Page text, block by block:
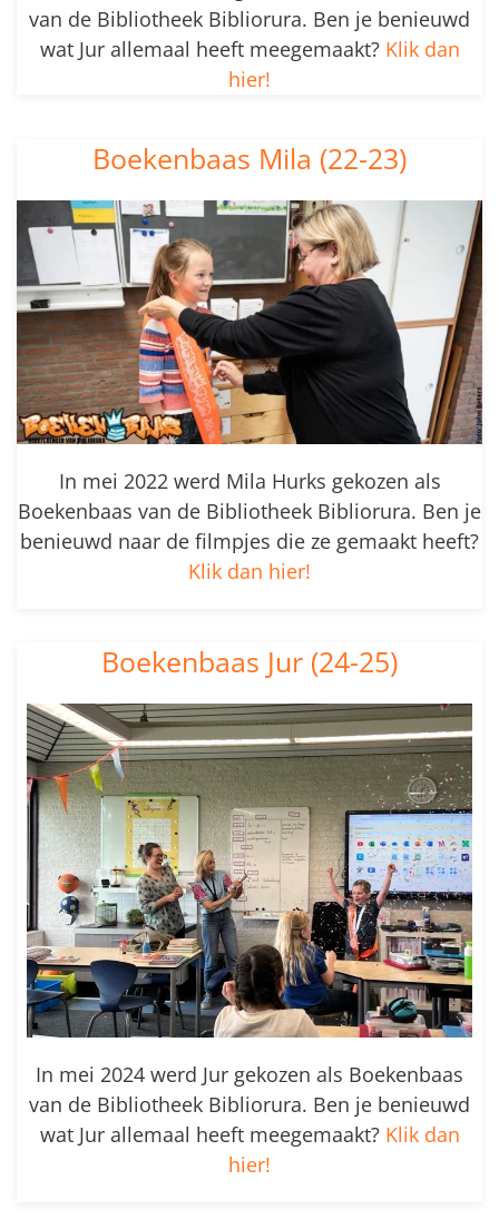
van de Bibliotheek Bibliorura. Ben je benieuwd
wat Jur allemaal heeft meegemaakt? Klik dan
hier!
Boekenbaas Mila (22-23)
In mei 2022 werd Mila Hurks gekozen als
Boekenbaas van de Bibliotheek Bibliorura. Ben je
benieuwd naar de filmpjes die ze gemaakt heeft?
Klik dan hier!
Boekenbaas Jur (24-25)
In mei 2024 werd Jur gekozen als Boekenbaas
van de Bibliotheek Bibliorura. Ben je benieuwd
wat Jur allemaal heeft meegemaakt? Klik dan
hier!